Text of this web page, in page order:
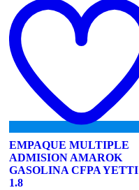
EMPAQUE MULTIPLE
ADMISION AMAROK
GASOLINA CFPA YETTI
1.8